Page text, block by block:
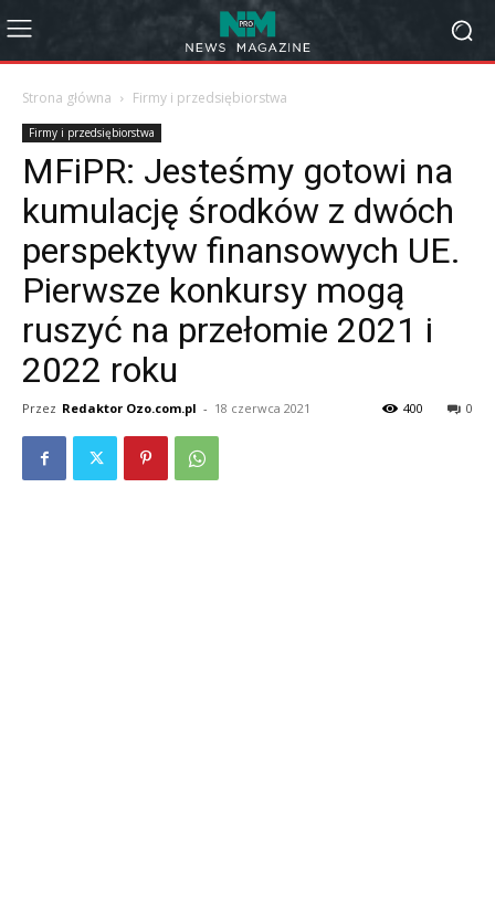
Strona główna Firmy i przedsiębiorstwa
Firmy i przedsiębiorstwa
MFiPR: Jesteśmy gotowi na
kumulację środków z dwóch
perspektyw finansowych UE.
Pierwsze konkursy mogą
ruszyć na przełomie 2021 i
2022 roku
Przez Redaktor Ozo.com.pl - 18 czerwca 2021 0
400